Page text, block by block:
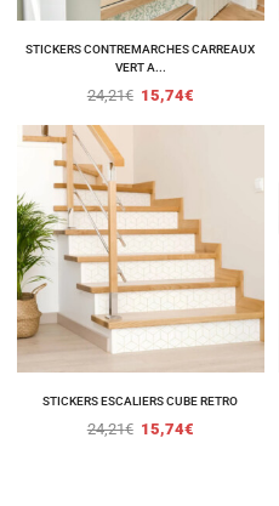
STICKERS CONTREMARCHES CARREAUX
VERT A...
24,21€ 15,74€
STICKERS ESCALIERS CUBE RETRO
24,21€ 15,74€